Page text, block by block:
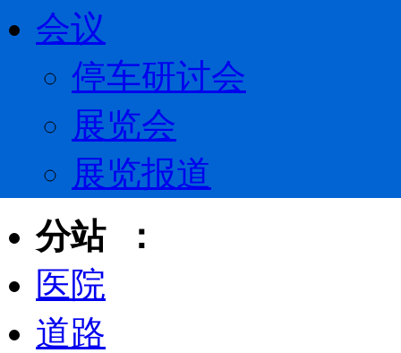
会议
停车研讨会
展览会
展览报道
分站 ：
医院
道路